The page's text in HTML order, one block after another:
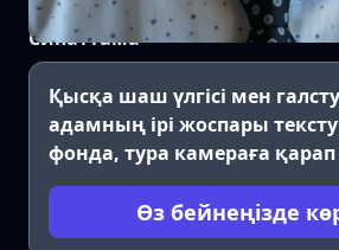
Сипаттама
Қысқа шаш үлгісі мен
адамның ірі жоспары
фонда, тура камераға қарап
Өз бейнеңізде